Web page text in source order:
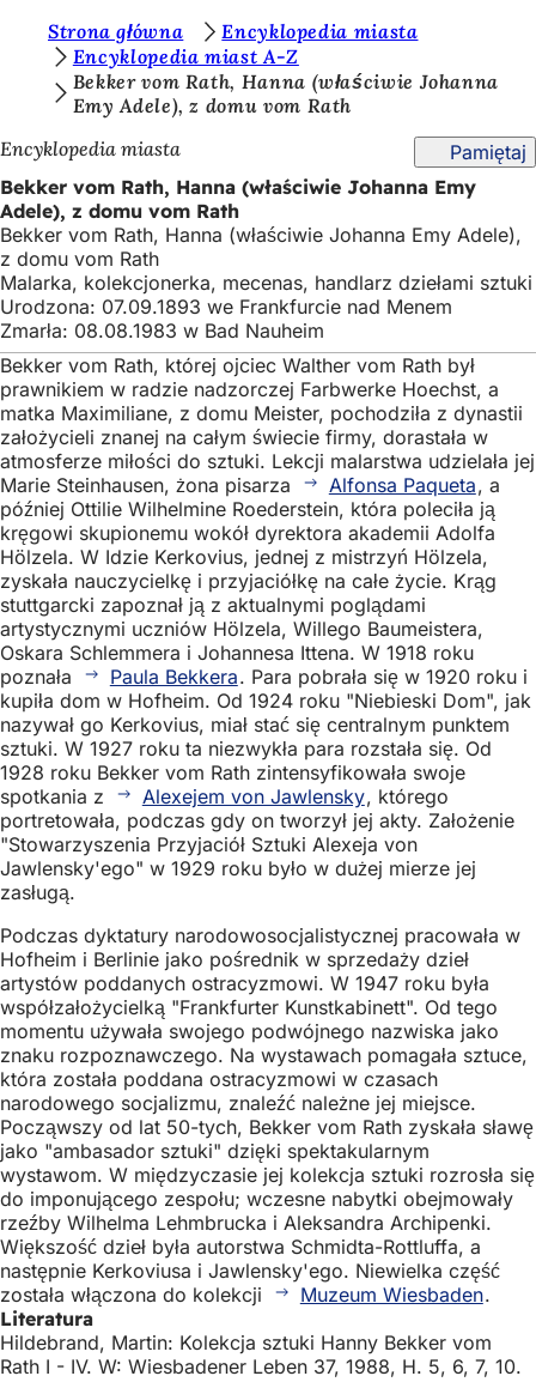
Przejdź do treści
t
e
ś
t
u
t
a
j
:
Strona główna
Encyklopedia miasta
Encyklopedia miast A-Z
Bekker vom Rath, Hanna (właściwie Johanna
Emy Adele), z domu vom Rath
Encyklopedia miasta
Pamiętaj
Bekker vom Rath, Hanna (właściwie Johanna Emy
Adele), z domu vom Rath
Bekker vom Rath, Hanna (właściwie Johanna Emy Adele),
z domu vom Rath
Malarka, kolekcjonerka, mecenas, handlarz dziełami sztuki
Urodzona: 07.09.1893 we Frankfurcie nad Menem
Zmarła: 08.08.1983 w Bad Nauheim
Bekker vom Rath, której ojciec Walther vom Rath był
prawnikiem w radzie nadzorczej Farbwerke Hoechst, a
matka Maximiliane, z domu Meister, pochodziła z dynastii
założycieli znanej na całym świecie firmy, dorastała w
atmosferze miłości do sztuki. Lekcji malarstwa udzielała jej
Marie Steinhausen, żona pisarza
Alfonsa Paqueta, a
później Ottilie Wilhelmine Roederstein, która poleciła ją
kręgowi skupionemu wokół dyrektora akademii Adolfa
Hölzela. W Idzie Kerkovius, jednej z mistrzyń Hölzela,
zyskała nauczycielkę i przyjaciółkę na całe życie. Krąg
stuttgarcki zapoznał ją z aktualnymi poglądami
artystycznymi uczniów Hölzela, Willego Baumeistera,
Oskara Schlemmera i Johannesa Ittena. W 1918 roku
poznała
Paula Bekkera. Para pobrała się w 1920 roku i
kupiła dom w Hofheim. Od 1924 roku "Niebieski Dom", jak
nazywał go Kerkovius, miał stać się centralnym punktem
sztuki. W 1927 roku ta niezwykła para rozstała się. Od
1928 roku Bekker vom Rath zintensyfikowała swoje
spotkania z
Alexejem von Jawlensky, którego
portretowała, podczas gdy on tworzył jej akty. Założenie
"Stowarzyszenia Przyjaciół Sztuki Alexeja von
Jawlensky'ego" w 1929 roku było w dużej mierze jej
zasługą.
Podczas dyktatury narodowosocjalistycznej pracowała w
Hofheim i Berlinie jako pośrednik w sprzedaży dzieł
artystów poddanych ostracyzmowi. W 1947 roku była
współzałożycielką "Frankfurter Kunstkabinett". Od tego
momentu używała swojego podwójnego nazwiska jako
znaku rozpoznawczego. Na wystawach pomagała sztuce,
która została poddana ostracyzmowi w czasach
narodowego socjalizmu, znaleźć należne jej miejsce.
Począwszy od lat 50-tych, Bekker vom Rath zyskała sławę
jako "ambasador sztuki" dzięki spektakularnym
wystawom. W międzyczasie jej kolekcja sztuki rozrosła się
do imponującego zespołu; wczesne nabytki obejmowały
rzeźby Wilhelma Lehmbrucka i Aleksandra Archipenki.
Większość dzieł była autorstwa Schmidta-Rottluffa, a
następnie Kerkoviusa i Jawlensky'ego. Niewielka część
została włączona do kolekcji
Muzeum Wiesbaden.
Literatura
Hildebrand, Martin: Kolekcja sztuki Hanny Bekker vom
Rath I - IV. W: Wiesbadener Leben 37, 1988, H. 5, 6, 7, 10.